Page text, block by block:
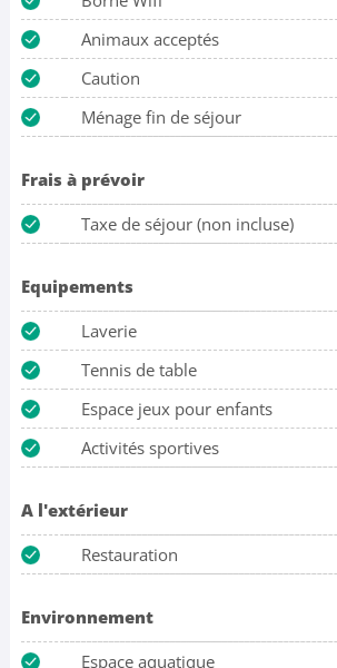
Animaux acceptés
Caution
Ménage fin de séjour
Frais à prévoir
Taxe de séjour (non incluse)
Equipements
Laverie
Tennis de table
Espace jeux pour enfants
Activités sportives
A l'extérieur
Restauration
Environnement
Espace aquatique